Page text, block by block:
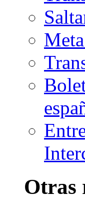
Otras